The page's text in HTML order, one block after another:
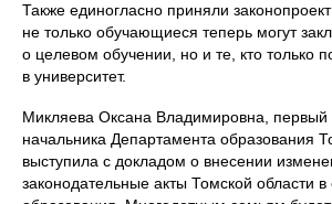
Также единогласно приняли
не только обучающиеся теперь могут
о целевом обучении, но и те, кто только
в университет.
Микляева Оксана Владимировна, первый
начальника Департамента образования
выступила с докладом о внесении
законодательные акты Томской области